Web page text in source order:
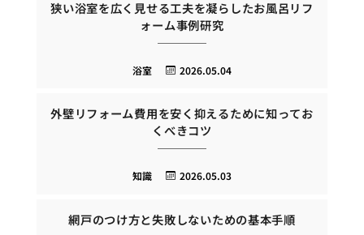
狭い浴室を広く見せる工夫を凝らしたお風呂リフ
ォーム事例研究
2026.05.04
浴室
外壁リフォーム費用を安く抑えるために知ってお
くべきコツ
2026.05.03
知識
網戸のつけ方と失敗しないための基本手順